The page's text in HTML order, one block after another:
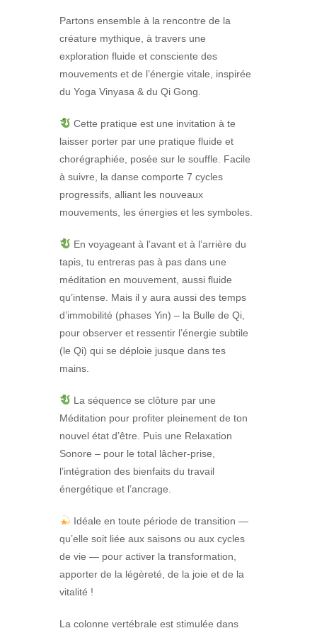
Partons ensemble à la rencontre de la
créature mythique, à travers une
exploration fluide et consciente des
mouvements et de l’énergie vitale, inspirée
du Yoga Vinyasa & du Qi Gong.
Cette pratique est une invitation à te
laisser porter par une pratique fluide et
chorégraphiée, posée sur le souffle. Facile
à suivre, la danse comporte 7 cycles
progressifs, alliant les nouveaux
mouvements, les énergies et les symboles.
En voyageant à l’avant et à l’arrière du
tapis, tu entreras pas à pas dans une
méditation en mouvement, aussi fluide
qu’intense. Mais il y aura aussi des temps
d’immobilité (phases Yin) – la Bulle de Qi,
pour observer et ressentir l’énergie subtile
(le Qi) qui se déploie jusque dans tes
mains.
La séquence se clôture par une
Méditation pour profiter pleinement de ton
nouvel état d’être. Puis une Relaxation
Sonore – pour le total lâcher-prise,
l’intégration des bienfaits du travail
énergétique et l’ancrage.
Idéale en toute période de transition —
qu’elle soit liée aux saisons ou aux cycles
de vie — pour activer la transformation,
apporter de la légèreté, de la joie et de la
vitalité !
La colonne vertébrale est stimulée dans